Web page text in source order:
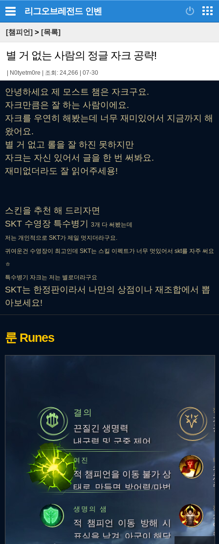
리그오브레전드 인벤
[챔피언] > [목록]
별 거 없는 사람의 정글 자크 공략!
N0tyetm0re 조회: 24,266 07-30
안녕하세요 제 모스트 챔은 자크구요.
자크만큼은 잘 하는 사람이에요.
자크를 우연히 해봤는데 너무 재미있어서 지금까지 해
왔어요.
별 거 없고 롤을 잘 하진 못하지만
자크는 자신 있어서 글을 한 번 써봐요.
재미없더라도 잘 읽어주세용!
스킨을 추천 해 드리자면
SKT 수영장 특수병기
3개 다 써봤는데
저는 개인적으로 SKT가 제일 멋지더라구요.
귀여운건 수영장이 최고인데 SKT는 스킬 이펙트가 너무 멋있어서 skt를 자주 써요
ㅎ
특수병기 자크는 저는 별로더라구요
SKT는 한정판이라서 나만의 상점이나 재조합에서 뽑
아보세요!
룬 Runes
결의
끈질긴 생명력
내구력 및 군중 제어
여진
적 챔피언을 이동 불가 상
태로 만들면 방어력/마법
주변에 큰 마법 피해
생명의 샘
적 챔피언 이동 방해 시
표식을 남겨, 아군이 해당